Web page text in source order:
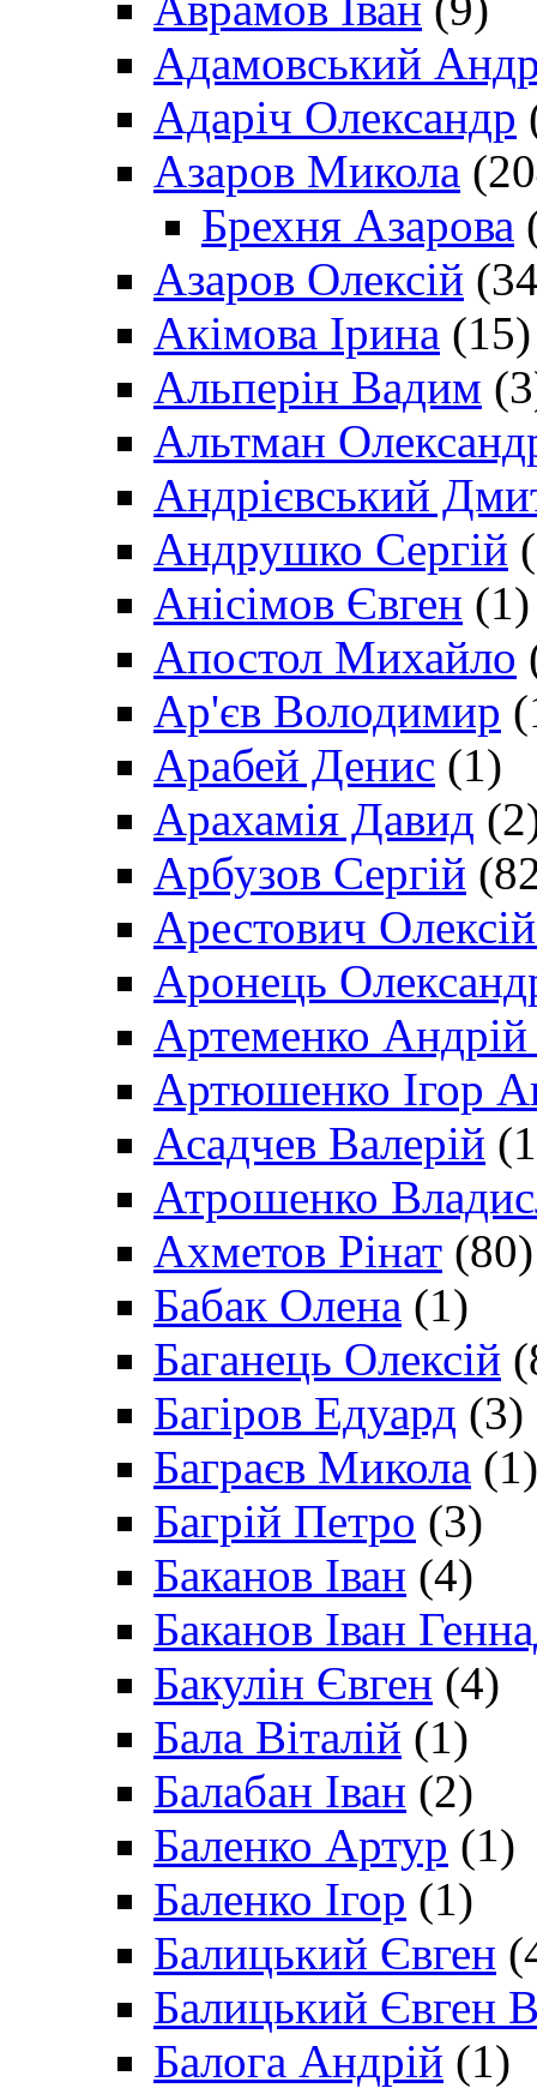
Адамовський
Адаріч Олександр
Азаров Микола
Брехня Азарова
Азаров Олексій
Акімова Ірина (15)
Альперін Вадим
Альтман
Андрієвський
Андрушко Сергій
Анісімов Євген (1)
Апостол Михайло
Ар'єв Володимир
Арабей Денис (1)
Арахамія Давид
Арбузов Сергій
Арестович
Аронець
Артеменко Андрій
Артюшенко Ігор
Асадчев Валерій
Атрошенко
Ахметов Рінат (80)
Бабак Олена (1)
Баганець Олексій
Багіров Едуард (3)
Баграєв Микола (1)
Багрій Петро (3)
Баканов Іван (4)
Баканов Іван
Бакулін Євген (4)
Бала Віталій (1)
Балабан Іван (2)
Баленко Артур (1)
Баленко Ігор (1)
Балицький Євген
Балицький Євген
Балога Андрій (1)